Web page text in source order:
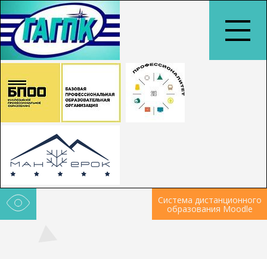
Система дистанционного
образования Moodle